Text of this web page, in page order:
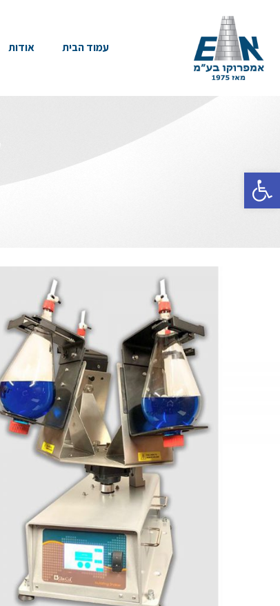
עמוד הבית אודות
פתח סרגל נגישות